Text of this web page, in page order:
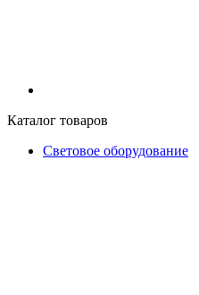
Каталог товаров
Световое оборудование